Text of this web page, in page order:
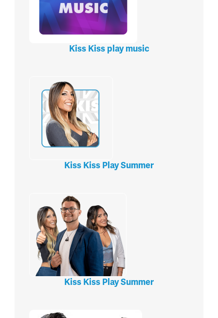
Kiss Kiss play music
Kiss Kiss Play Summer
Kiss Kiss Play Summer